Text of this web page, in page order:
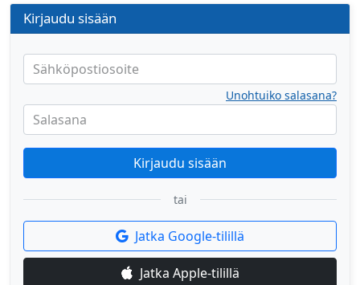
Kirjaudu sisään
Sähköpostiosoite
Salasana
Unohtuiko salasana?
Kirjaudu sisään
tai
Jatka Google-tilillä
Jatka Apple-tilillä